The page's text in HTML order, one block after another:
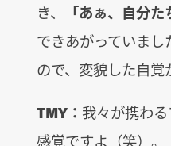
き、
「あぁ、自分
できあがっていま
ので、変貌した自覚
TMY： 我々が携わ
感覚ですよ（笑）。